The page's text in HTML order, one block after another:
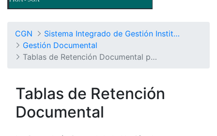
CGN
Sistema Integrado de Gestión Institucional
Gestión Documental
Tablas de Retención Documental por Procesos
Tablas de Retención
Documental